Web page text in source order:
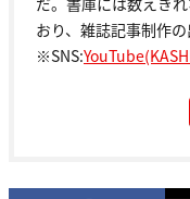
おり、雑誌記事制作の
※SNS: